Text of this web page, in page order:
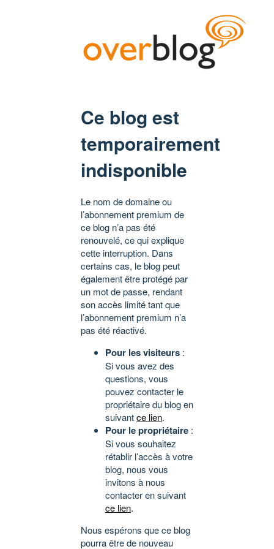
Ce blog est
temporairement
indisponible
Le nom de domaine ou
l’abonnement premium de
ce blog n’a pas été
renouvelé, ce qui explique
cette interruption. Dans
certains cas, le blog peut
également être protégé par
un mot de passe, rendant
son accès limité tant que
l’abonnement premium n’a
pas été réactivé.
Pour les visiteurs :
Si vous avez des
questions, vous
pouvez contacter le
propriétaire du blog en
suivantce lien.
Pour le propriétaire :
Si vous souhaitez
rétablir l’accès à votre
blog, nous vous
invitons à nous
contacter en suivant
ce lien.
Nous espérons que ce blog
pourra être de nouveau